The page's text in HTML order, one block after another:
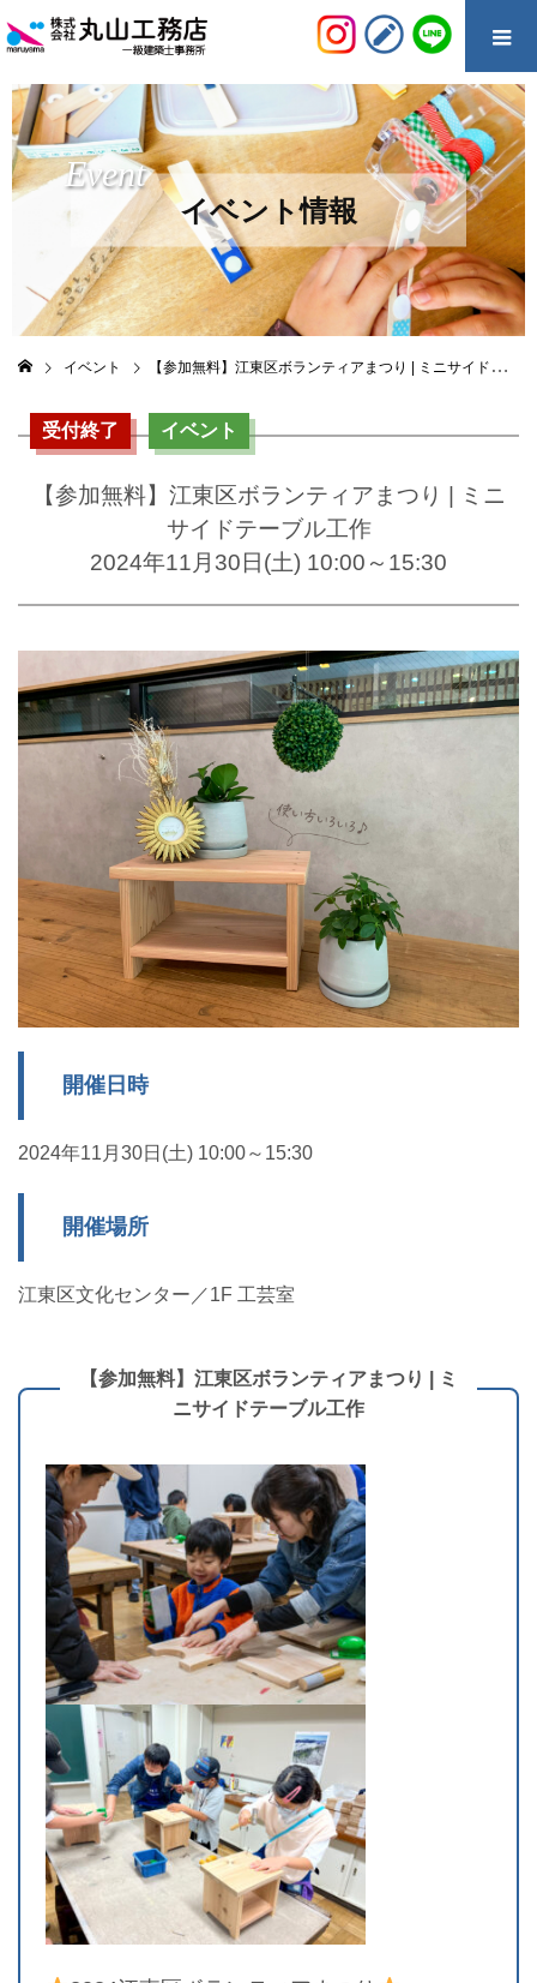
イベント情報
Event
イベント 【参加無料】江東区ボランティアまつり | ミニサイドテーブル工作
受付終了 イベント
【参加無料】江東区ボランティアまつり | ミニ
サイドテーブル工作
2024年11月30日(土) 10:00～15:30
開催日時
2024年11月30日(土) 10:00～15:30
開催場所
江東区文化センター／1F 工芸室
【参加無料】江東区ボランティアまつり | ミ
ニサイドテーブル工作